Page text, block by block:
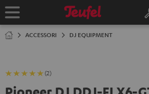
AL
Pagina
ACCESSORI DJ EQUIPMENT
(2)